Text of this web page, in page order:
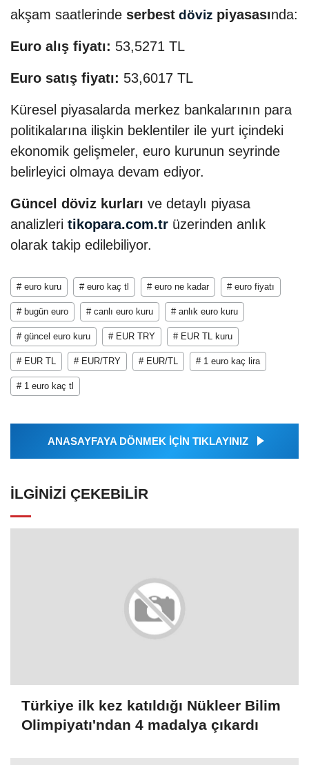
akşam saatlerinde serbest döviz piyasasında:
Euro alış fiyatı: 53,5271 TL
Euro satış fiyatı: 53,6017 TL
Küresel piyasalarda merkez bankalarının para
politikalarına ilişkin beklentiler ile yurt içindeki
ekonomik gelişmeler, euro kurunun seyrinde
belirleyici olmaya devam ediyor.
Güncel döviz kurları ve detaylı piyasa
analizleri tikopara.com.tr üzerinden anlık
olarak takip edilebiliyor.
# euro kuru # euro kaç tl # euro ne kadar # euro fiyatı
# bugün euro # canlı euro kuru # anlık euro kuru
# güncel euro kuru # EUR TRY # EUR TL kuru
# EUR TL # EUR/TRY # EUR/TL # 1 euro kaç lira
# 1 euro kaç tl
ANASAYFAYA DÖNMEK İÇİN TIKLAYINIZ
İLGINIZI ÇEKEBILIR
Türkiye ilk kez katıldığı Nükleer Bilim
Olimpiyatı'ndan 4 madalya çıkardı